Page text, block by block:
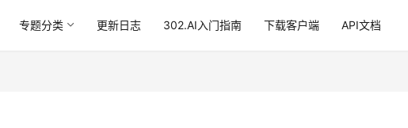
专题分类 更新日志 302.AI入门指南 下载客户端 API文档